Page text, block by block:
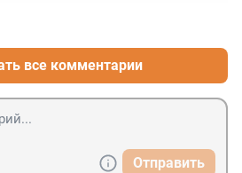
все комментарии
Отправить